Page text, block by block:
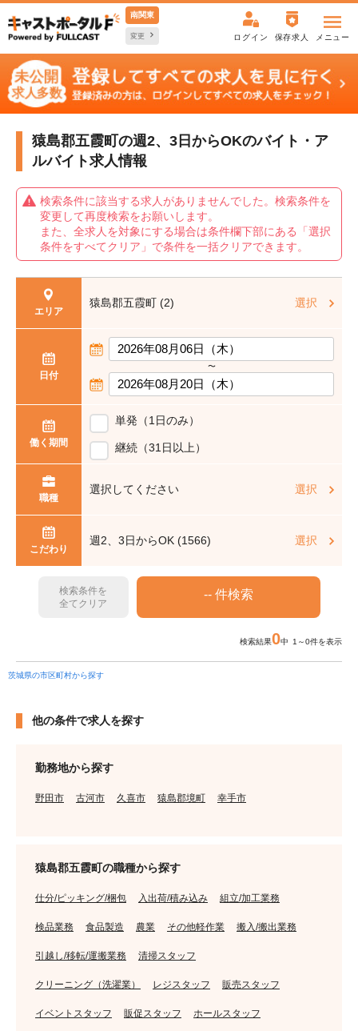
南関東
変更 ログイン 保存求人 メニュー
猿島郡五霞町の週2、3日からOKのバイト・ア
ルバイト求人情報
検索条件に該当する求人がありませんでした。検索条件を
変更して再度検索をお願いします。
また、全求人を対象にする場合は条件欄下部にある「選択
条件をすべてクリア」で条件を一括クリアできます。
エリア
猿島郡五霞町 (2) 選択
日付
〜
働く期間
単発（1日のみ）
継続（31日以上）
職種
選択してください 選択
こだわり
週2、3日からOK (1566) 選択
検索条件を
全てクリア
検索結果0中 1～0件を表示
茨城県の市区町村から探す
他の条件で求人を探す
勤務地から探す
野田市 古河市 久喜市 猿島郡境町 幸手市
猿島郡五霞町の職種から探す
仕分/ピッキング/梱包 入出荷/積み込み 組立/加工業務
検品業務 食品製造 農業 その他軽作業 搬入/搬出業務
引越し/移転/運搬業務 清掃スタッフ
クリーニング（洗濯業） レジスタッフ 販売スタッフ
イベントスタッフ 販促スタッフ ホールスタッフ